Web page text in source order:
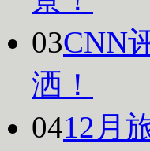
03CNN
洒！
0412月